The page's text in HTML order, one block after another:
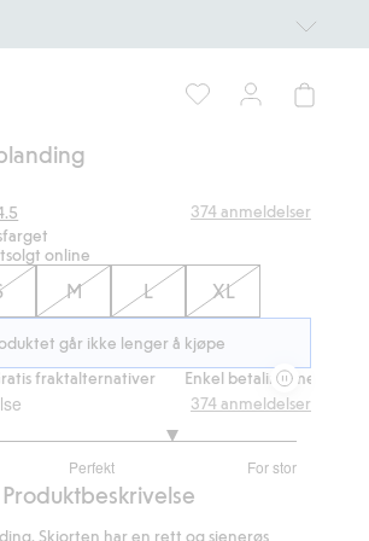
374anmeldelser
online
M L XL
går ikke lenger å kjøpe
Enkel betaling med Vipps &
Perfekt For stor
374anmeldelser
Produktbeskrivelse
Skjorten har en rett og sjenerøs